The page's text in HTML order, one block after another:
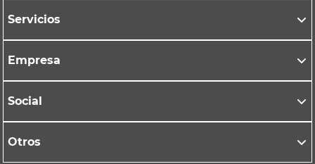
Servicios
Empresa
Social
Otros